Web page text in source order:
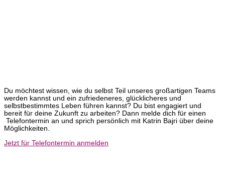
Du möchtest wissen, wie du selbst Teil unseres großartigen Teams
werden kannst und ein zufriedeneres, glücklicheres und
selbstbestimmtes Leben führen kannst? Du bist engagiert und
bereit für deine Zukunft zu arbeiten? Dann melde dich für einen
Telefontermin an und sprich persönlich mit Katrin Bajri über deine
Möglichkeiten.
Jetzt für Telefontermin anmelden